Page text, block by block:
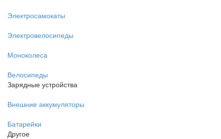
Электросамокаты
Электровелосипеды
Моноколеса
Велосипеды
Зарядные устройства
Внешние аккумуляторы
Батарейки
Другое